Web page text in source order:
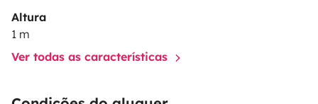
Altura
1 m
Ver todas as características